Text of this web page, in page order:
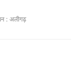
: अलीगढ़